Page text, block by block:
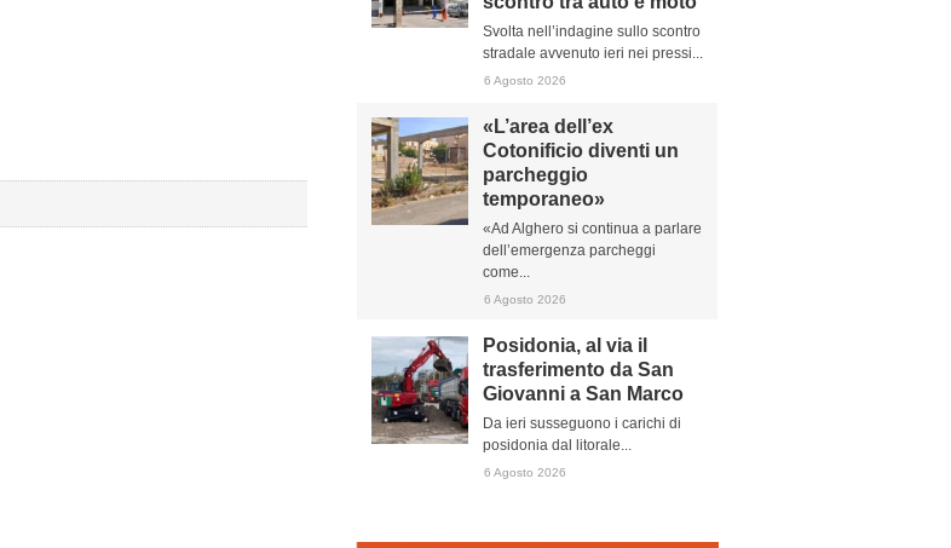
Svolta nell’indagine sullo scontro
stradale avvenuto ieri nei pressi...
6 Agosto 2026
«L’area dell’ex
Cotonificio diventi un
parcheggio
temporaneo»
«Ad Alghero si continua a parlare
dell’emergenza parcheggi
come...
6 Agosto 2026
Posidonia, al via il
trasferimento da San
Giovanni a San Marco
Da ieri susseguono i carichi di
posidonia dal litorale...
6 Agosto 2026